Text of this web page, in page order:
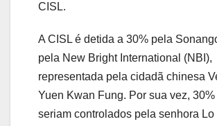
CISL.
A CISL é detida a 30% pela
pela New Bright International (NBI),
representada pela cidadã chinesa
Yuen Kwan Fung. Por sua vez, 30%
seriam controlados pela senhora Lo